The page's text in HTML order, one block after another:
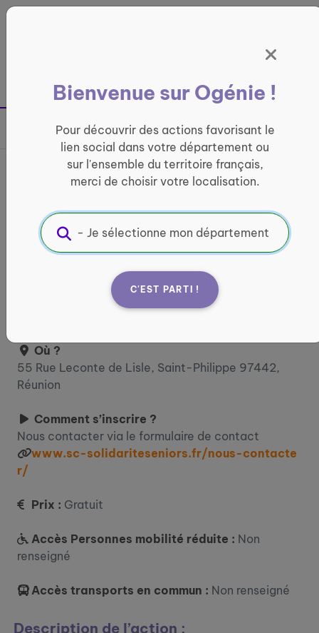
France entière
Bienvenue sur Ogénie !
Pour découvrir des actions favorisant le
lien social dans votre département ou
sur l'ensemble du territoire français,
merci de choisir votre localisation.
C'EST PARTI !
Partager sur
Activités organisées par
des jeunes en service
civique
Informations pratiques :
Où ?
55 Rue Leconte de Lisle, Saint-Philippe 97442,
Réunion
Comment s’inscrire ?
Nous contacter via le formulaire de contact
www.sc-solidariteseniors.fr/nous-contacte
r/
Prix : Gratuit
Accès Personnes mobilité réduite : Non
renseigné
Accès transports en commun : Non renseigné
Description de l’action :
Panneau de gestion des cookies